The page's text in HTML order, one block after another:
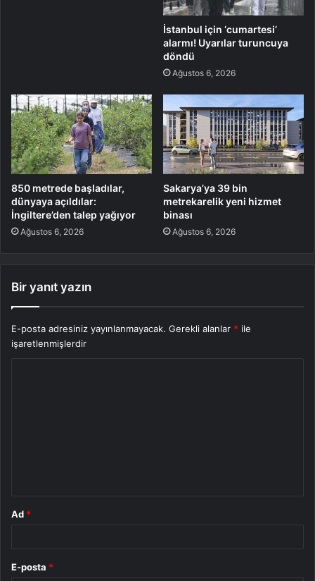
İstanbul için ‘cumartesi’
alarmı! Uyarılar turuncuya
döndü
Ağustos 6, 2026
850 metrede başladılar,
dünyaya açıldılar:
İngiltere’den talep yağıyor
Ağustos 6, 2026
Sakarya’ya 39 bin
metrekarelik yeni hizmet
binası
Ağustos 6, 2026
Bir yanıt yazın
E-posta adresiniz yayınlanmayacak. Gerekli alanlar * ile
işaretlenmişlerdir
Ad *
E-posta *